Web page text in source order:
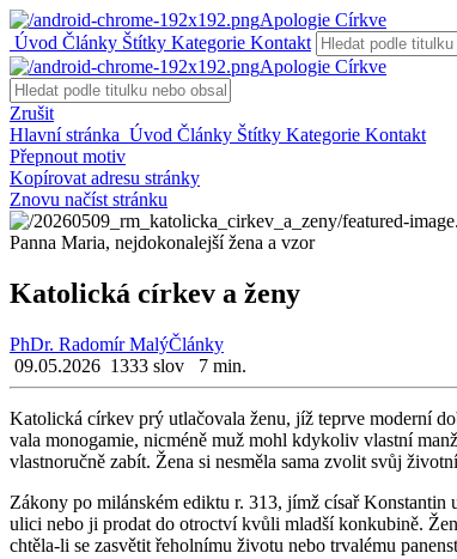
Apologie Církve
Úvod Články Štítky Kategorie Kontakt
Apologie Církve
Zrušit
Hlavní stránka Úvod Články Štítky Kategorie Kontakt
Přepnout motiv
Kopírovat adresu stránky
Znovu načíst stránku
Panna Maria, nejdokonalejší žena a vzor
Katolická církev a ženy
PhDr. Radomír MalýČlánky
09.05.2026 1333 slov 7 min.
Ka­to­lic­ká cír­kev prý utla­čo­va­la ženu, jíž te­pr­ve mo­der­ní
va­la mo­no­ga­mie, nicmé­ně muž mohl kdy­ko­liv vlast­ní
vlast­no­ruč­ně zabít. Žena si ne­smě­la sama zvo­lit svůj
Zá­ko­ny po mi­lán­ském edik­tu r. 313, jímž císař
ulici nebo ji pro­dat do ot­roc­tví kvůli mlad­ší kon­ku­bi­ně.
chtě­la-li se za­svě­tit ře­hol­ní­mu ži­vo­tu nebo tr­va­lé­mu